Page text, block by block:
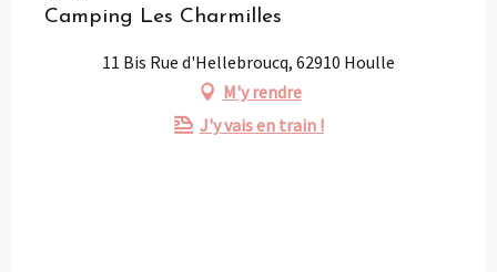
Camping Les Charmilles
11 Bis Rue d'Hellebroucq, 62910 Houlle
M'y rendre
J'y vais en train !